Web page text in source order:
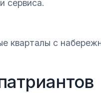
сервиса.
кварталы с